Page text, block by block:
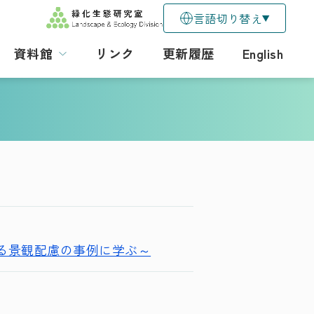
言語切り替え
資料館 リンク 更新履歴 English
観配慮の事例に学ぶ～